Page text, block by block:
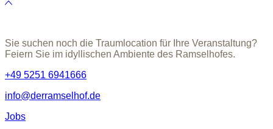
Sie suchen noch die Traumlocation für Ihre Veranstaltung?
Feiern Sie im idyllischen Ambiente des Ramselhofes.
+49 5251 6941666
info@derramselhof.de
Jobs